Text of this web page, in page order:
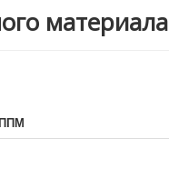
материала